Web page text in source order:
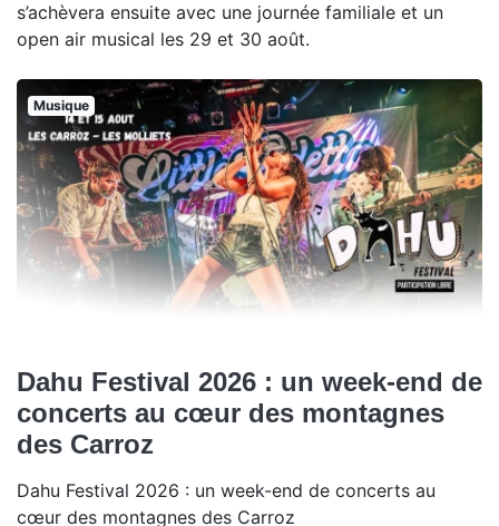
s’achèvera ensuite avec une journée familiale et un
open air musical les 29 et 30 août.
Musique
Dahu Festival 2026 : un week-end de
concerts au cœur des montagnes
des Carroz
Dahu Festival 2026 : un week-end de concerts au
cœur des montagnes des Carroz